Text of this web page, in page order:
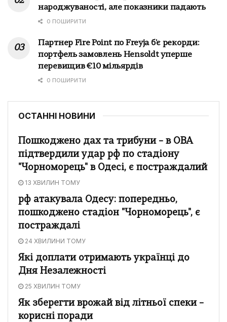
народжуваності, але показники падають
0 ПОШИРИТИ
Партнер Fire Point по Freyja б'є рекорди:
портфель замовлень Hensoldt уперше
перевищив €10 мільярдів
0 ПОШИРИТИ
ОСТАННІ НОВИНИ
Пошкоджено дах та трибуни – в ОВА
підтвердили удар рф по стадіону
"Чорноморець" в Одесі, є постраждалий
13 ХВИЛИН ТОМУ
рф атакувала Одесу: попередньо,
пошкоджено стадіон "Чорноморець", є
постраждалі
24 ХВИЛИНИ ТОМУ
Які доплати отримають українці до
Дня Незалежності
25 ХВИЛИН ТОМУ
Як зберегти врожай від літньої спеки –
корисні поради